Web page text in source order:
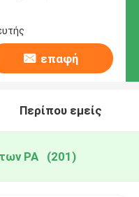
επαφή
Περίπου εμείς
PA (201)